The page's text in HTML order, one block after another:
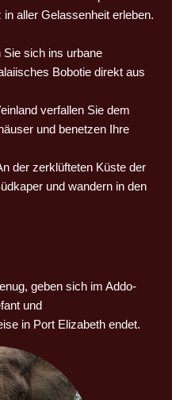
aller Gelassenheit erleben.
sich ins urbane
Bobotie direkt aus
verfallen Sie dem
und benetzen Ihre
der zerklüfteten Küste der
und wandern in den
geben sich im Addo-
und
in Port Elizabeth endet.